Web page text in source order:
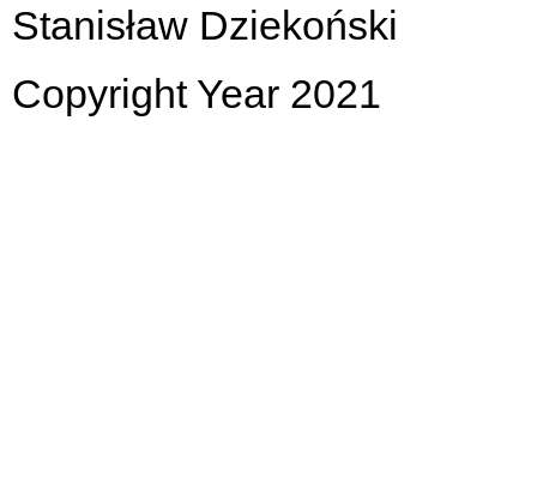
Stanisław Dziekoński
Copyright Year 2021